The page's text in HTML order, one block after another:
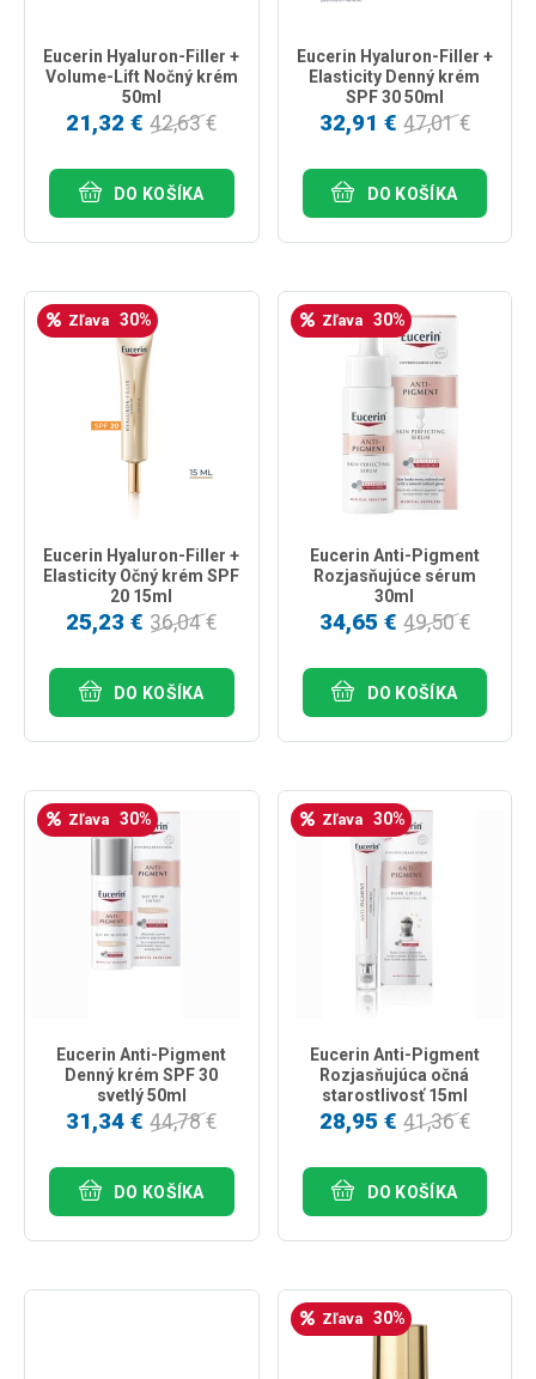
Eucerin Hyaluron-Filler +
Volume-Lift Nočný krém
50ml
21,32 €42,63 €
DO KOŠÍKA
Eucerin Hyaluron-Filler +
Elasticity Denný krém
SPF 30 50ml
32,91 € 47,01 €
DO KOŠÍKA
Zľava 30%
Eucerin Hyaluron-Filler +
Elasticity Očný krém SPF
20 15ml
25,23 € 36,04 €
DO KOŠÍKA
Zľava 30%
Eucerin Anti-Pigment
Rozjasňujúce sérum
30ml
34,65 € 49,50 €
DO KOŠÍKA
Zľava 30%
Eucerin Anti-Pigment
Denný krém SPF 30
svetlý 50ml
31,34 €44,78 €
DO KOŠÍKA
Zľava 30%
Eucerin Anti-Pigment
Rozjasňujúca očná
starostlivosť 15ml
28,95 € 41,36 €
DO KOŠÍKA
Zľava 30%